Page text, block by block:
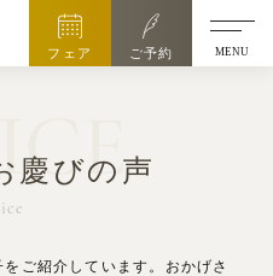
フェア ご予約 MENU
慶びの声
ご紹介しています。
おかげさ